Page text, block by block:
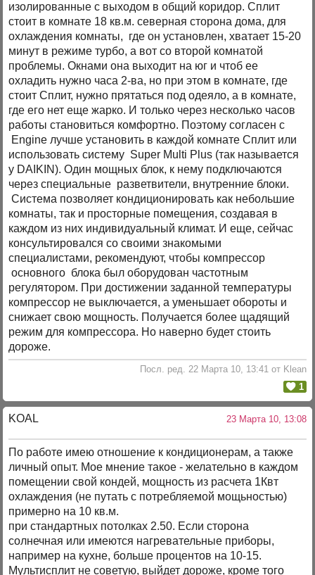
изолированные с выходом в общий коридор. Сплит
стоит в комнате 18 кв.м. северная сторона дома, для
охлаждения комнаты, где он установлен, хватает 15-20
минут в режиме турбо, а вот со второй комнатой
проблемы. Окнами она выходит на юг и чтоб ее
охладить нужно часа 2-ва, но при этом в комнате, где
стоит Сплит, нужно прятаться под одеяло, а в комнате,
где его нет еще жарко. И только через несколько часов
работы становиться комфортно. Поэтому согласен с
Engine лучше установить в каждой комнате Сплит или
использовать систему Super Multi Plus (так называется
у DAIKIN). Один мощных блок, к нему подключаются
через специальные разветвители, внутренние блоки.
Система позволяет кондиционировать как небольшие
комнаты, так и просторные помещения, создавая в
каждом из них индивидуальный климат. И еще, сейчас
консультировался со своими знакомыми
специалистами, рекомендуют, чтобы компрессор
основного блока был оборудован частотным
регулятором. При достижении заданной температуры
компрессор не выключается, а уменьшает обороты и
снижает свою мощность. Получается более щадящий
режим для компрессора. Но наверно будет стоить
дороже.
Посл. ред. 22 Марта 10, 13:41 от Klean
1
KOAL 23 Марта 10, 13:08
По работе имею отношение к кондиционерам, а также
личный опыт. Мое мнение такое - желательно в каждом
помещении свой кондей, мощность из расчета 1Квт
охлаждения (не путать с потребляемой мощьностью)
примерно на 10 кв.м.
при стандартных потолках 2.50. Если сторона
солнечная или имеются нагревательные приборы,
например на кухне, больше процентов на 10-15.
Мультисплит не советую, выйдет дороже, кроме того